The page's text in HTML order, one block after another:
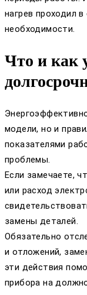
нагрев проходил
необходимости.
Что и как
модели, но и
показателями
проблемы.
Если замечаете,
или расход
замены деталей.
Обязательно
и отложений,
эти действия
прибора на